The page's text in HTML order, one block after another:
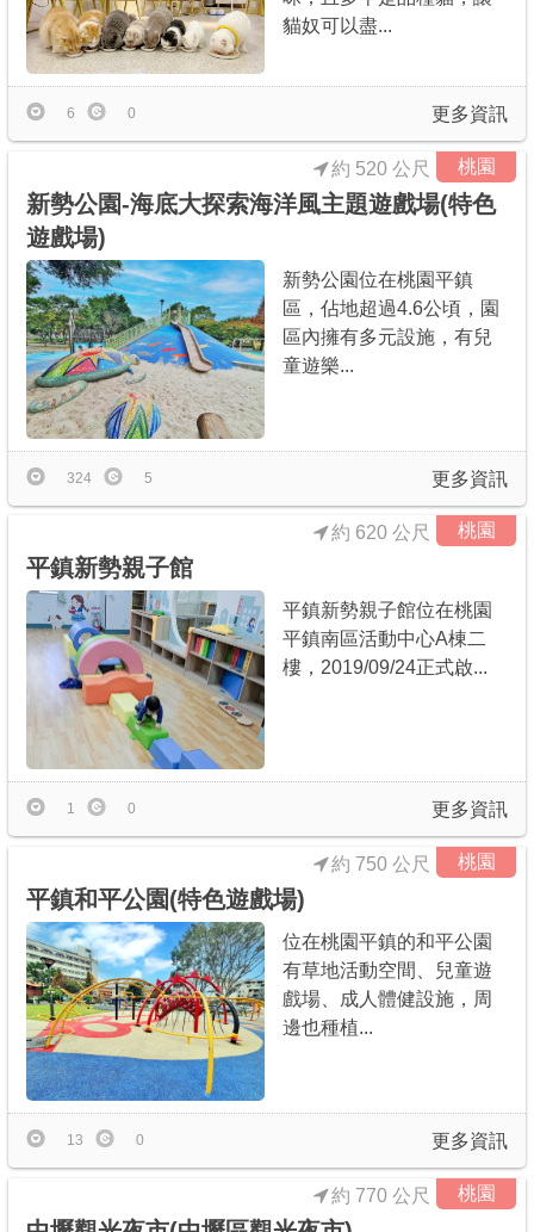
貓奴可以盡...
更多資訊
6 0
桃園
新勢公園-海底大探索海洋風主題遊戲場(特色
遊戲場)
約 520 公尺
新勢公園位在桃園平鎮
區，佔地超過4.6公頃，園
區內擁有多元設施，有兒
童遊樂...
更多資訊
324 5
桃園
平鎮新勢親子館
約 620 公尺
平鎮新勢親子館位在桃園
平鎮南區活動中心A棟二
樓，2019/09/24正式啟...
更多資訊
1 0
桃園
平鎮和平公園(特色遊戲場)
約 750 公尺
位在桃園平鎮的和平公園
有草地活動空間、兒童遊
戲場、成人體健設施，周
邊也種植...
更多資訊
13 0
桃園
約 770 公尺